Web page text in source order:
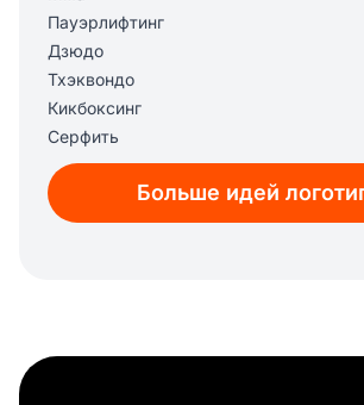
Пауэрлифтинг
Дзюдо
Тхэквондо
Кикбоксинг
Серфить
Арсенал
Нба
Победитель
Больше идей